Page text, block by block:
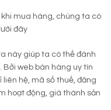
mua hàng, chúng ta có
đây
này giúp ta có thế đánh
Bởi web bán hàng uy tín
liên hệ, mã số thuế, đăng
hoạt động, giá thành sản